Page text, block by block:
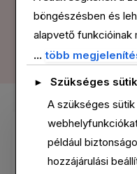
Szarvas Ákos
böngészésben és
alapvető
sütikategóriákról
böngészőjében
elengedhetetlenek
működéséhez. Ezek
nem igényelnek
származó sütiket is
...több
► Szükséges sütik
A szükséges
például
hozzájárulási